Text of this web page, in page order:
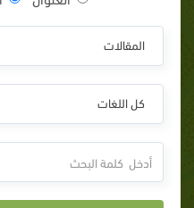
المقالات
كل اللغات